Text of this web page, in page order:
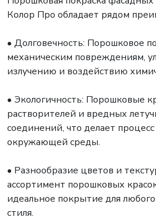
Колор Про обладает рядом
• Долговечность: Порошковое
механическим повреждениям,
излучению и воздействию
• Экологичность: Порошковые
растворителей и вредных
соединений, что делает
окружающей среды.
• Разнообразие цветов и
ассортимент порошковых
идеальное покрытие для
стиля.